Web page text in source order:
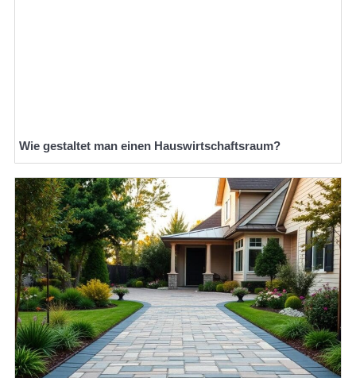
Wie gestaltet man einen Hauswirtschaftsraum?